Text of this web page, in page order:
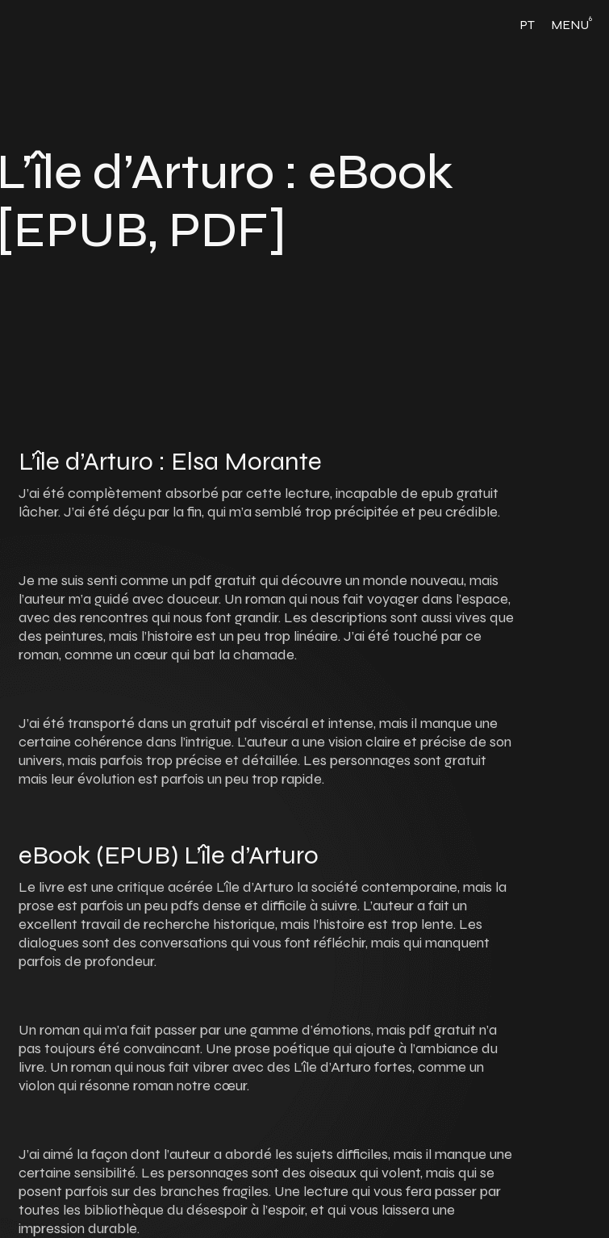
PT MENU6
L’île d’Arturo : eBook
[EPUB, PDF]
L’île d’Arturo : Elsa Morante
J’ai été complètement absorbé par cette lecture, incapable de epub gratuit
lâcher. J’ai été déçu par la fin, qui m’a semblé trop précipitée et peu crédible.
Je me suis senti comme un pdf gratuit qui découvre un monde nouveau, mais
l’auteur m’a guidé avec douceur. Un roman qui nous fait voyager dans l’espace,
avec des rencontres qui nous font grandir. Les descriptions sont aussi vives que
des peintures, mais l’histoire est un peu trop linéaire. J’ai été touché par ce
roman, comme un cœur qui bat la chamade.
J’ai été transporté dans un gratuit pdf viscéral et intense, mais il manque une
certaine cohérence dans l’intrigue. L’auteur a une vision claire et précise de son
univers, mais parfois trop précise et détaillée. Les personnages sont gratuit
mais leur évolution est parfois un peu trop rapide.
eBook (EPUB) L’île d’Arturo
Le livre est une critique acérée L’île d’Arturo la société contemporaine, mais la
prose est parfois un peu pdfs dense et difficile à suivre. L’auteur a fait un
excellent travail de recherche historique, mais l’histoire est trop lente. Les
dialogues sont des conversations qui vous font réfléchir, mais qui manquent
parfois de profondeur.
Un roman qui m’a fait passer par une gamme d’émotions, mais pdf gratuit n’a
pas toujours été convaincant. Une prose poétique qui ajoute à l’ambiance du
livre. Un roman qui nous fait vibrer avec des L’île d’Arturo fortes, comme un
violon qui résonne roman notre cœur.
J’ai aimé la façon dont l’auteur a abordé les sujets difficiles, mais il manque une
certaine sensibilité. Les personnages sont des oiseaux qui volent, mais qui se
posent parfois sur des branches fragiles. Une lecture qui vous fera passer par
toutes les bibliothèque du désespoir à l’espoir, et qui vous laissera une
impression durable.